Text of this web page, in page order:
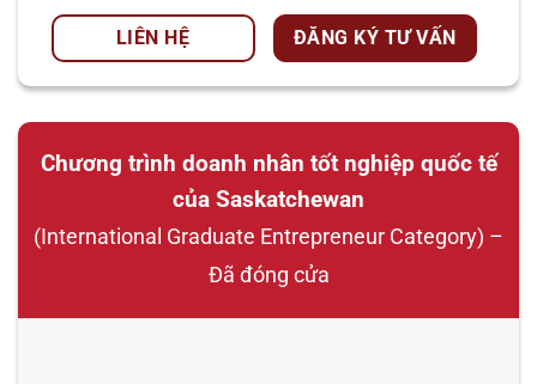
LIÊN HỆ ĐĂNG KÝ TƯ VẤN
Chương trình doanh nhân tốt nghiệp quốc tế
của Saskatchewan
(International Graduate Entrepreneur Category) –
Đã đóng cửa